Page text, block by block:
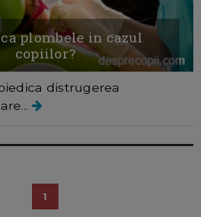
plombele in cazul
copiilor?
distrugerea
1